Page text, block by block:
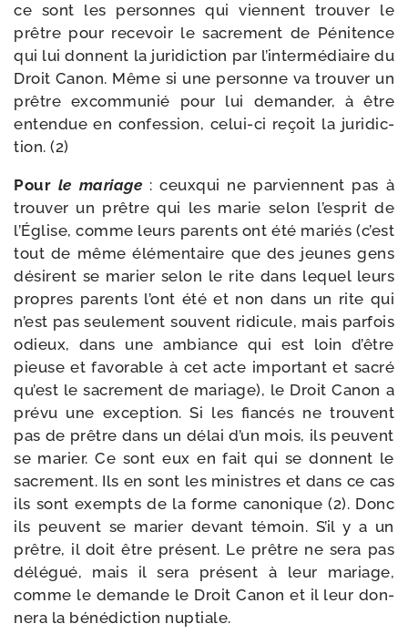
ce sont les per­sonnes qui viennent trou­ver le
prêtre pour rece­voir le sacre­ment de Pénitence
qui lui donnent la juri­dic­tion par l’intermédiaire du
Droit Canon. Même si une per­sonne va trou­ver un
prêtre excom­mu­nié pour lui deman­der, à être
enten­due en confes­sion, celui-​ci reçoit la juri­dic­
tion. (2)
Pour le mariage : ceux­qui ne par­viennent pas à
trou­ver un prêtre qui les marie selon l’esprit de
l’Église, comme leurs parents ont été mariés (c’est
tout de même élé­men­taire que des jeunes gens
dési­rent se marier selon le rite dans lequel leurs
propres parents l’ont été et non dans un rite qui
n’est pas seule­ment sou­vent ridi­cule, mais par­fois
odieux, dans une ambiance qui est loin d’être
pieuse et favo­rable à cet acte impor­tant et sacré
qu’est le sacre­ment de mariage), le Droit Canon a
pré­vu une excep­tion. Si les fian­cés ne trouvent
pas de prêtre dans un délai d’un mois, ils peuvent
se marier. Ce sont eux en fait qui se donnent le
sacre­ment. Ils en sont les ministres et dans ce cas
ils sont exempts de la forme cano­nique (2). Donc
ils peuvent se marier devant témoin. S’il y a un
prêtre, il doit être pré­sent. Le prêtre ne sera pas
délé­gué, mais il sera pré­sent à leur mariage,
comme le demande le Droit Canon et il leur don­
ne­ra la béné­dic­tion nuptiale.